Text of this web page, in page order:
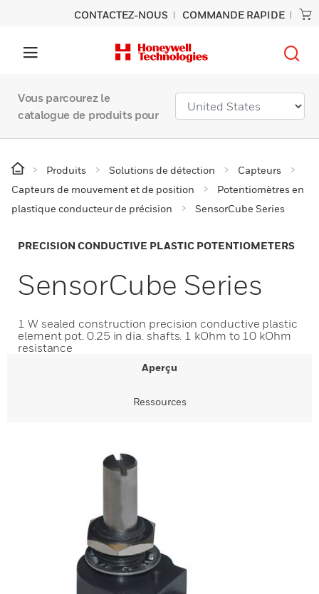
CONTACTEZ-NOUS COMMANDE RAPIDE
Vous parcourez le
catalogue de produits pour
Produits Solutions de détection
Capteurs
Capteurs de mouvement et de position
Potentiomètres en
plastique conducteur de précision
SensorCube Series
PRECISION CONDUCTIVE PLASTIC POTENTIOMETERS
SensorCube Series
1 W sealed construction precision conductive plastic
element pot. 0.25 in dia. shafts. 1 kOhm to 10 kOhm
resistance
Aperçu
Ressources